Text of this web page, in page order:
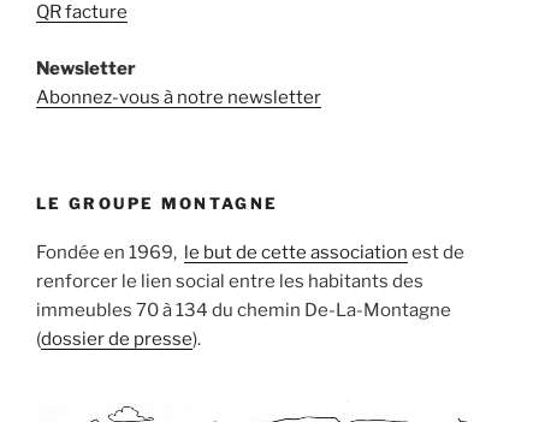
QR facture
Newsletter
Abonnez-vous à notre newsletter
LE GROUPE MONTAGNE
Fondée en 1969, le but de cette association est de
renforcer le lien social entre les habitants des
immeubles 70 à 134 du chemin De-La-Montagne
(dossier de presse).